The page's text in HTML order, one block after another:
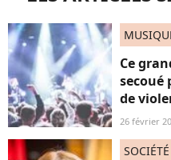
Ce
secoué
de
26 février
SOCIÉTÉ